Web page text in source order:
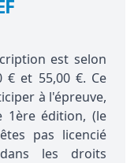
est selon
€ et 55,00 €. Ce
à l'épreuve,
1ère édition, (le
pas licencié
les droits